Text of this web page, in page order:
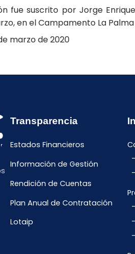
fue suscrito por Jorge
en el Campamento La Palma
marzo de 2020
Transparencia
Estados Financieros
Información de Gestión
Rendición de Cuentas
Plan Anual de Contratación
Lotaip